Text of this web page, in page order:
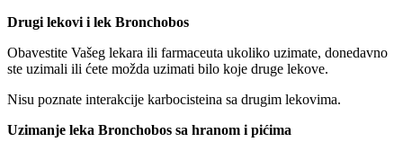
Drugi lekovi i lek Bronchobos
Obavestite Vašeg lekara ili farmaceuta ukoliko uzimate, donedavno
ste uzimali ili ćete možda uzimati bilo koje druge lekove.
Nisu poznate interakcije karbocisteina sa drugim lekovima.
Uzimanje leka Bronchobos sa hranom i pićima